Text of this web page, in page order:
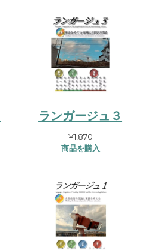
ランガージュ３
¥1,870
商品を購入